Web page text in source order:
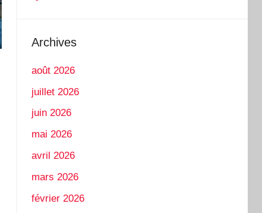
Archives
août 2026
juillet 2026
juin 2026
mai 2026
avril 2026
mars 2026
février 2026